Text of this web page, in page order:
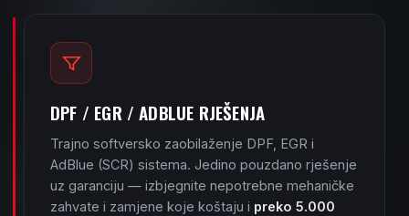
DPF / EGR / ADBLUE RJEŠENJA
Trajno softversko zaobilaženje DPF, EGR i
AdBlue (SCR) sistema. Jedino pouzdano rješenje
uz garanciju — izbjegnite nepotrebne mehaničke
zahvate i zamjene koje koštaju i preko 5.000